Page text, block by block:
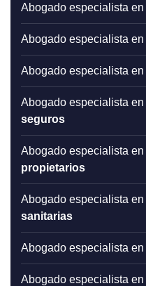
abogado especialista en
abogado especialista en
abogado especialista en
abogado especialista en
seguros
abogado especialista en
propietarios
abogado especialista en
sanitarias
abogado especialista en
abogado especialista en